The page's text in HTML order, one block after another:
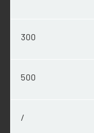
300
500
/